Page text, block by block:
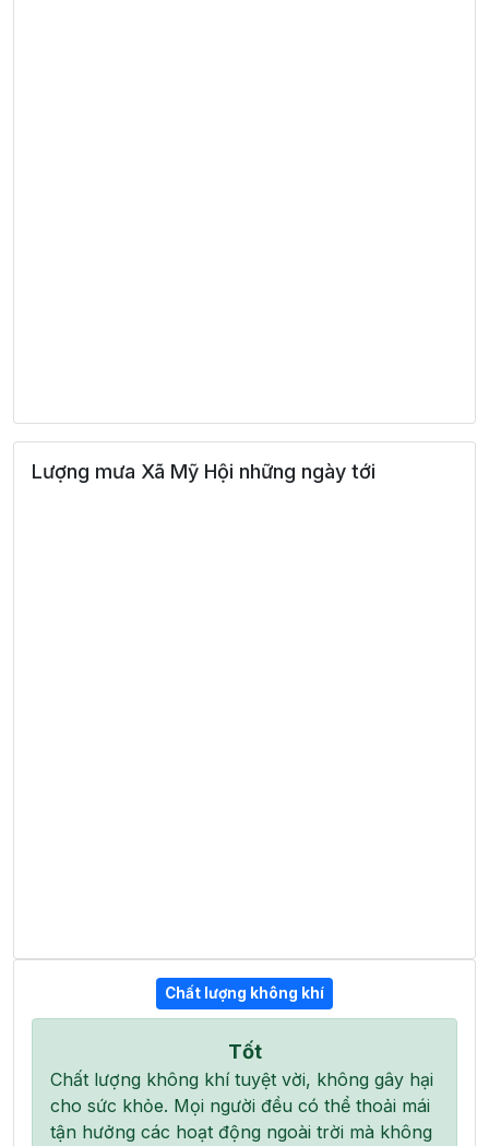
Lượng mưa Xã Mỹ Hội những ngày tới
Chất lượng không khí
Tốt
Chất lượng không khí tuyệt vời, không gây hại
cho sức khỏe. Mọi người đều có thể thoải mái
tận hưởng các hoạt động ngoài trời mà không